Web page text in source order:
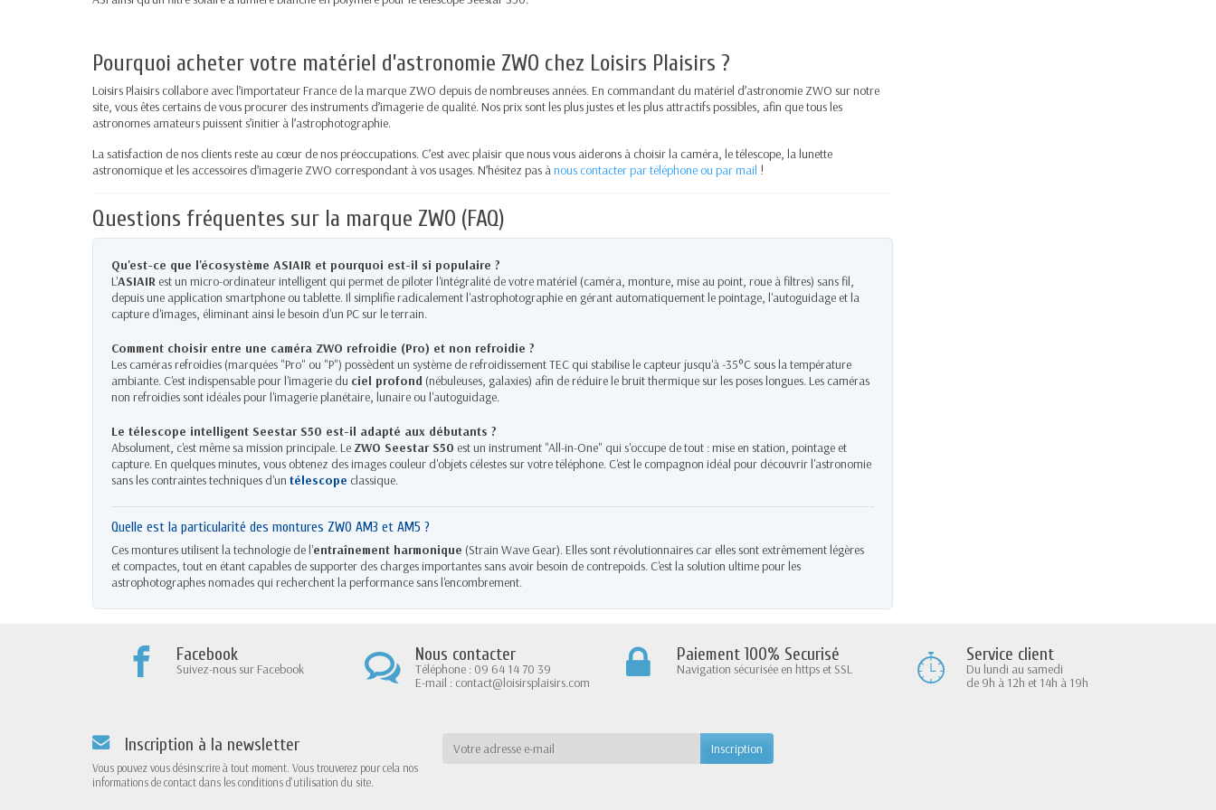
Pourquoi acheter votre matériel d’astronomie ZWO chez Loisirs Plaisirs ?
Loisirs Plaisirs collabore avec l’importateur France de la marque ZWO depuis de nombreuses années. En commandant du matériel d’astronomie ZWO sur notre
site, vous êtes certains de vous procurer des instruments d’imagerie de qualité. Nos prix sont les plus justes et les plus attractifs possibles, afin que tous les
astronomes amateurs puissent s’initier à l’astrophotographie.
La satisfaction de nos clients reste au cœur de nos préoccupations. C’est avec plaisir que nous vous aiderons à choisir la caméra, le télescope, la lunette
astronomique et les accessoires d’imagerie ZWO correspondant à vos usages. N’hésitez pas à nous contacter par téléphone ou par mail !
Questions fréquentes sur la marque ZWO (FAQ)
Qu'est-ce que l'écosystème ASIAIR et pourquoi est-il si populaire ?
L'ASIAIR est un micro-ordinateur intelligent qui permet de piloter l'intégralité de votre matériel (caméra, monture, mise au point, roue à filtres) sans fil,
depuis une application smartphone ou tablette. Il simplifie radicalement l'astrophotographie en gérant automatiquement le pointage, l'autoguidage et la
capture d'images, éliminant ainsi le besoin d'un PC sur le terrain.
Comment choisir entre une caméra ZWO refroidie (Pro) et non refroidie ?
Les caméras refroidies (marquées "Pro" ou "P") possèdent un système de refroidissement TEC qui stabilise le capteur jusqu'à -35°C sous la température
ambiante. C'est indispensable pour l'imagerie du ciel profond (nébuleuses, galaxies) afin de réduire le bruit thermique sur les poses longues. Les caméras
non refroidies sont idéales pour l'imagerie planétaire, lunaire ou l'autoguidage.
Le télescope intelligent Seestar S50 est-il adapté aux débutants ?
Absolument, c'est même sa mission principale. Le ZWO Seestar S50 est un instrument "All-in-One" qui s'occupe de tout : mise en station, pointage et
capture. En quelques minutes, vous obtenez des images couleur d'objets célestes sur votre téléphone. C'est le compagnon idéal pour découvrir l'astronomie
sans les contraintes techniques d'un télescope classique.
Quelle est la particularité des montures ZWO AM3 et AM5 ?
Ces montures utilisent la technologie de l'entraînement harmonique (Strain Wave Gear). Elles sont révolutionnaires car elles sont extrêmement légères
et compactes, tout en étant capables de supporter des charges importantes sans avoir besoin de contrepoids. C'est la solution ultime pour les
astrophotographes nomades qui recherchent la performance sans l'encombrement.
Facebook
Suivez-nous sur Facebook
Nous contacter
Téléphone : 09 64 14 70 39
E-mail : contact@loisirsplaisirs.com
Paiement 100% Securisé
Navigation sécurisée en https et SSL
Service client
Du lundi au samedi
de 9h à 12h et 14h à 19h
Inscription à la newsletter
Vous pouvez vous désinscrire à tout moment. Vous trouverez pour cela nos
informations de contact dans les conditions d'utilisation du site.